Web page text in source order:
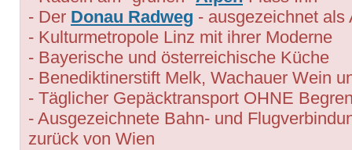
- Der Donau Radweg - ausgezeichnet als
- Kulturmetropole Linz mit ihrer Moderne
- Bayerische und österreichische Küche
- Benediktinerstift Melk, Wachauer Wein
- Täglicher Gepäcktransport OHNE
- Ausgezeichnete Bahn- und
zurück von Wien